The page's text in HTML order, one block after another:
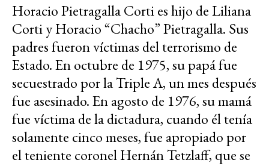
Horacio Pietragalla Corti es hijo de Liliana
Corti y Horacio “Chacho” Pietragalla. Sus
padres fueron víctimas del terrorismo de
Estado. En octubre de 1975, su papá fue
secuestrado por la Triple A, un mes después
fue asesinado. En agosto de 1976, su mamá
fue víctima de la dictadura, cuando él tenía
solamente cinco meses, fue apropiado por
el teniente coronel Hernán Tetzlaff, que se